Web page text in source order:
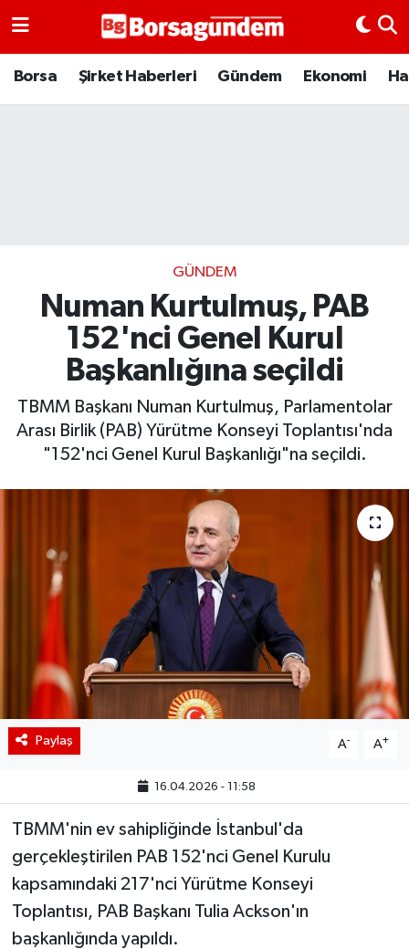
Borsa Şirket Haberleri Gündem Ekonomi
GÜNDEM
Numan Kurtulmuş, PAB
152'nci Genel Kurul
Başkanlığına seçildi
TBMM Başkanı Numan Kurtulmuş, Parlamentolar
Arası Birlik (PAB) Yürütme Konseyi Toplantısı'nda
"152'nci Genel Kurul Başkanlığı"na seçildi.
Paylaş A- A+
16.04.2026 - 11:58
TBMM'nin ev sahipliğinde İstanbul'da
gerçekleştirilen PAB 152'nci Genel Kurulu
kapsamındaki 217'nci Yürütme Konseyi
Toplantısı, PAB Başkanı Tulia Ackson'ın
başkanlığında yapıldı.
Borsa
Bitcoin
Şirket Haberleri
BIST 100 Isı Haritası
Coin Isı Haritası
Kiripto Para Piyasası
Gizlilik Sözleşmesi
Hakkımızda
İletişim